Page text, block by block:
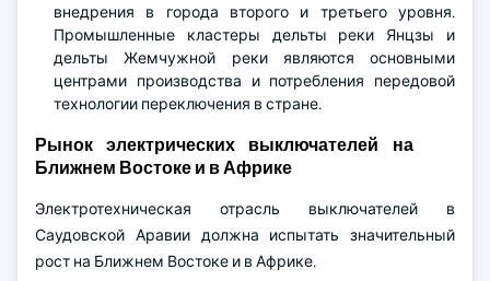
внедрения в города второго и третьего уровня.
Промышленные кластеры дельты реки Янцзы и
дельты Жемчужной реки являются основными
центрами производства и потребления передовой
технологии переключения в стране.
Рынок электрических выключателей на
Ближнем Востоке и в Африке
Электротехническая отрасль выключателей в
Саудовской Аравии должна испытать значительный
рост на Ближнем Востоке и в Африке.